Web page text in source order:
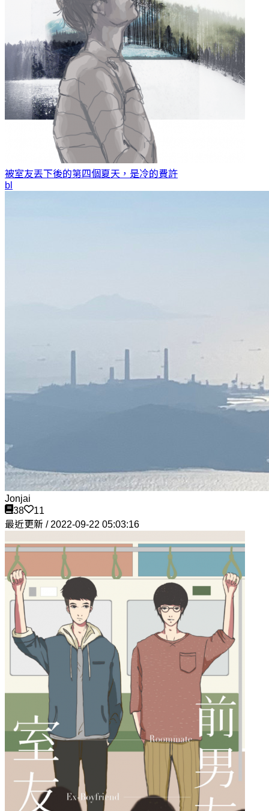
被室友丟下後的第四個夏天，是冷的費許
bl
Jonjai
38
11
最近更新 / 2022-09-22 05:03:16